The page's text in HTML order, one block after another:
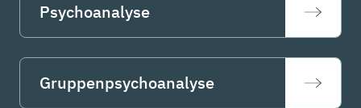
Psychoanalyse
Gruppenpsychoanalyse